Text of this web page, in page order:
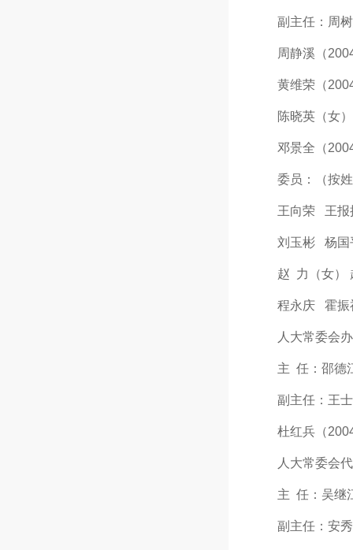
副主任：周树
周静溪（2004
黄维荣（2004
陈晓英（女）
邓景全（2004
委员：（按姓
王向荣 王报换
刘玉彬 杨国
赵 力（女） 赵
程永庆 霍振
人大常委会办
主 任：邵德江
副主任：王士
杜红兵（2004
人大常委会代
主 任：吴继江
副主任：安秀